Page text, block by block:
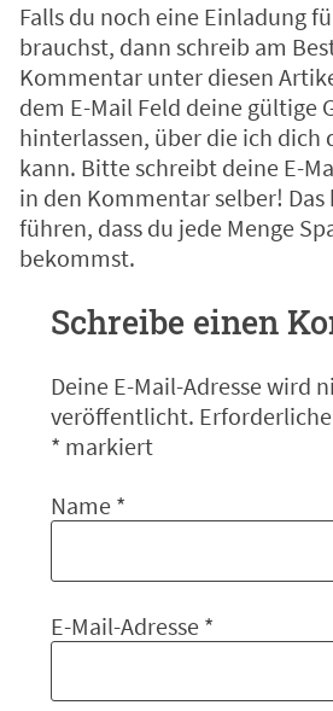
Falls du noch eine Einladung
brauchst, dann schreib am
Kommentar unter diesen
dem E-Mail Feld deine gültige
hinterlassen, über die ich dich
kann. Bitte schreibt deine E-
in den Kommentar selber!
führen, dass du jede Menge
bekommst.
Schreibe einen
Deine E-Mail-Adresse wird
veröffentlicht.
* markiert
Name *
E-Mail-Adresse *